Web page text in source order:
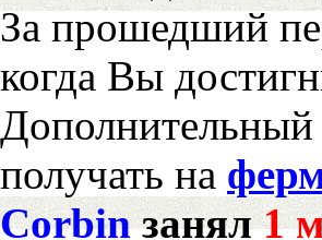
За прошедший
когда Вы
получать на
Corbinзанял1